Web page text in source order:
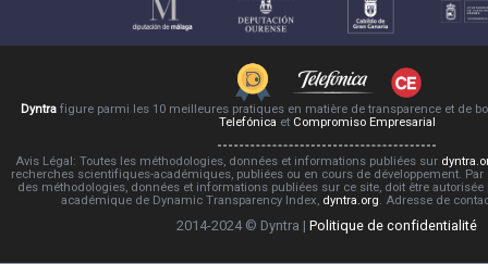
Dyntra figure parmi les 10 meilleures pratiques en matière de transparence et de
Telefónica et Compromiso Empresarial
Avis Légal: Toutes les méthodologies, données et informations publiées sur
recherches scientifiques-académiques, publiées ou en cours de développement.
des méthodologies, données et informations publiées sur ce site, doit être
académique de Dynamic Transparency Index, dyntra.org. Adresse de
2014-2024 © Dyntra | Politique de confidentialité